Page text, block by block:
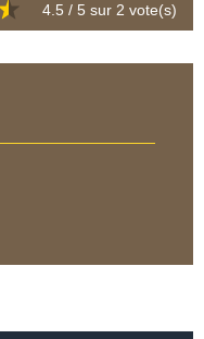
4.5 / 5 sur 2 vote(s)